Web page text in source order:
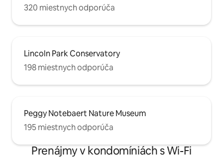
320 miestnych odporúča
Lincoln Park Conservatory
198 miestnych odporúča
Peggy Notebaert Nature Museum
195 miestnych odporúča
Prenájmy v kondomíniách s Wi-Fi